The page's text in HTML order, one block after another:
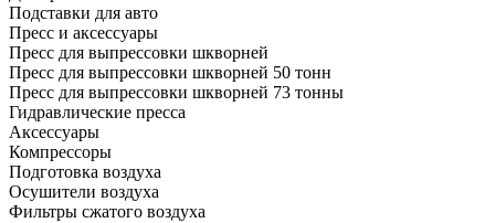
Подставки для авто
Пресс и аксессуары
Пресс для выпрессовки шкворней
Пресс для выпрессовки шкворней 50 тонн
Пресс для выпрессовки шкворней 73 тонны
Гидравлические пресса
Аксессуары
Компрессоры
Подготовка воздуха
Осушители воздуха
Фильтры сжатого воздуха